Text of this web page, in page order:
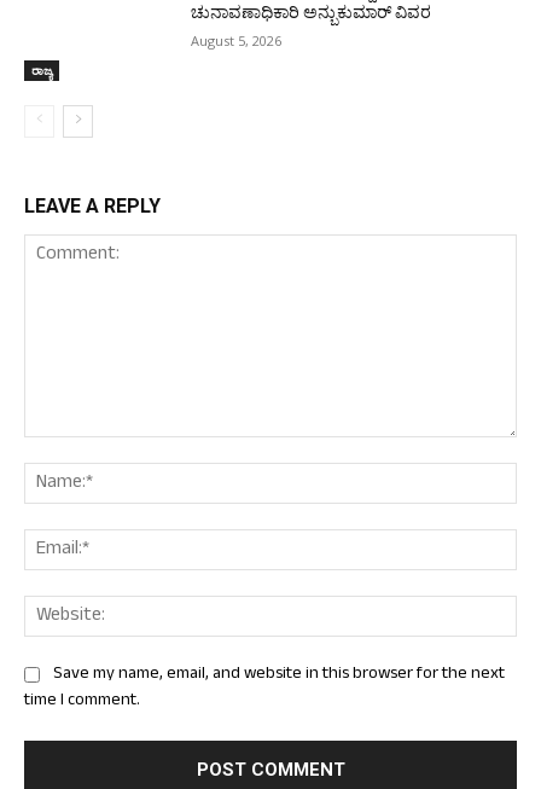
ರಾಜ್ಯ
ಚುನಾವಣಾಧಿಕಾರಿ ಅನ್ಬುಕುಮಾರ್ ವಿವರ
August 5, 2026
LEAVE A REPLY
Save my name, email, and website in this browser for the next
time I comment.